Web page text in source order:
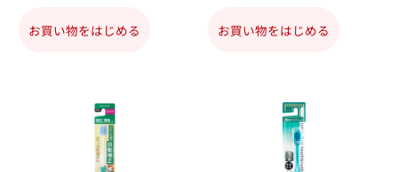
お買い物をはじめる お買い物をはじめる